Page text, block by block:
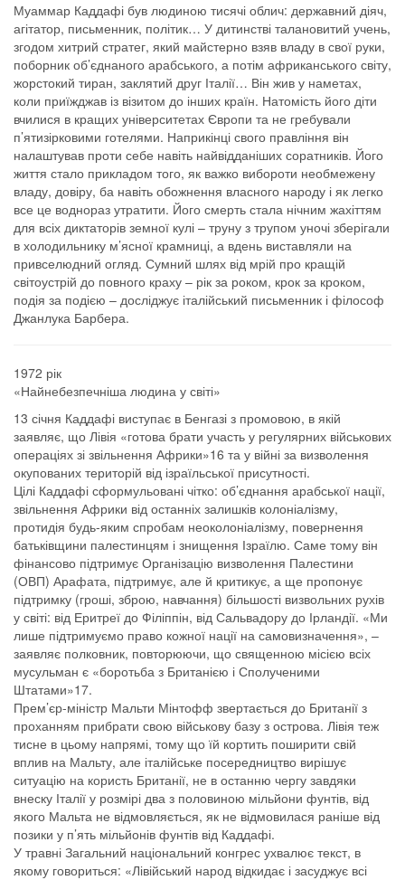
Муаммар Каддафі був людиною тисячі облич: державний діяч,
агітатор, письменник, політик… У дитинстві талановитий учень,
згодом хитрий стратег, який майстерно взяв владу в свої руки,
поборник об’єднаного арабського, а потім африканського світу,
жорстокий тиран, заклятий друг Італії… Він жив у наметах,
коли приїжджав із візитом до інших країн. Натомість його діти
вчилися в кращих університетах Європи та не гребували
п’ятизірковими готелями. Наприкінці свого правління він
налаштував проти себе навіть найвідданіших соратників. Його
життя стало прикладом того, як важко вибороти необмежену
владу, довіру, ба навіть обожнення власного народу і як легко
все це воднораз утратити. Його смерть стала нічним жахіттям
для всіх диктаторів земної кулі – труну з трупом уночі зберігали
в холодильнику м’ясної крамниці, а вдень виставляли на
привселюдний огляд. Сумний шлях від мрій про кращій
світоустрій до повного краху – рік за роком, крок за кроком,
подія за подією – досліджує італійський письменник і філософ
Джанлука Барбера.
1972 рік
«Найнебезпечніша людина у світі»
13 січня Каддафі виступає в Бенгазі з промовою, в якій
заявляє, що Лівія «готова брати участь у регулярних військових
операціях зі звільнення Африки»16 та у війні за визволення
окупованих територій від ізраїльської присутності.
Цілі Каддафі сформульовані чітко: об’єднання арабської нації,
звільнення Африки від останніх залишків колоніалізму,
протидія будь-яким спробам неоколоніалізму, повернення
батьківщини палестинцям і знищення Ізраїлю. Саме тому він
фінансово підтримує Організацію визволення Палестини
(ОВП) Арафата, підтримує, але й критикує, а ще пропонує
підтримку (гроші, зброю, навчання) більшості визвольних рухів
у світі: від Еритреї до Філіппін, від Сальвадору до Ірландії. «Ми
лише підтримуємо право кожної нації на самовизначення», –
заявляє полковник, повторюючи, що священною місією всіх
мусульман є «боротьба з Британією і Сполученими
Штатами»17.
Прем’єр-міністр Мальти Мінтофф звертається до Британії з
проханням прибрати свою військову базу з острова. Лівія теж
тисне в цьому напрямі, тому що їй кортить поширити свій
вплив на Мальту, але італійське посередництво вирішує
ситуацію на користь Британії, не в останню чергу завдяки
внеску Італії у розмірі два з половиною мільйони фунтів, від
якого Мальта не відмовляється, як не відмовилася раніше від
позики у п’ять мільйонів фунтів від Каддафі.
У травні Загальний національний конгрес ухвалює текст, в
якому говориться: «Лівійський народ відкидає і засуджує всі